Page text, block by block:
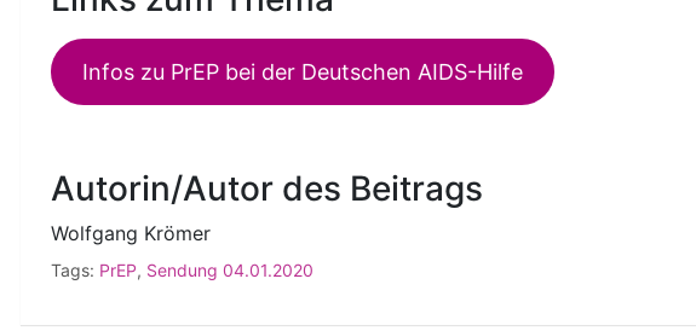
Infos zu PrEP bei der Deutschen AIDS-Hilfe
Autorin/Autor des Beitrags
Wolfgang Krömer
Tags: PrEP, Sendung 04.01.2020